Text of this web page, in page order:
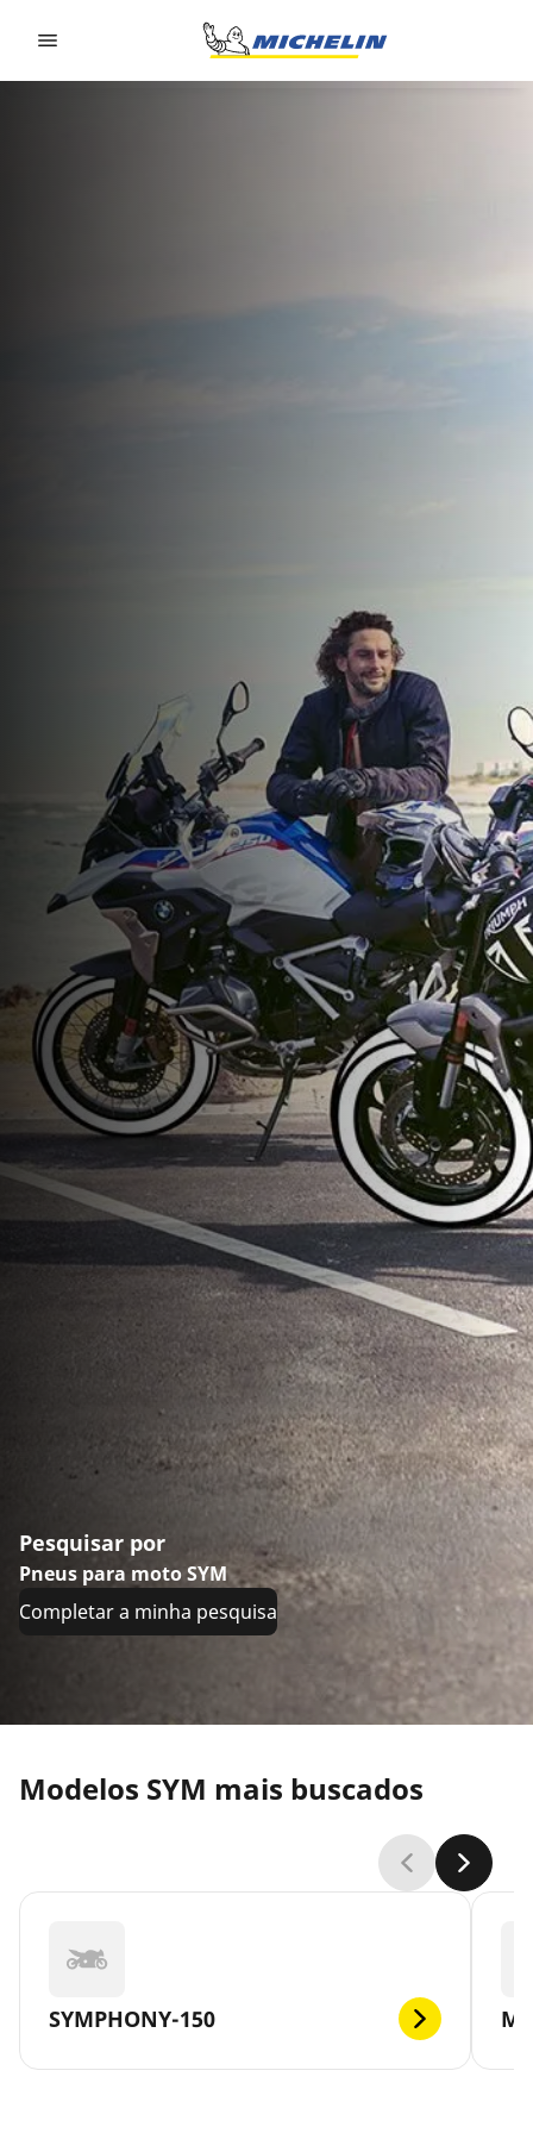
Pesquisar por
Pneus para moto SYM
Completar a minha pesquisa
Modelos SYM mais buscados
SYMPHONY-150